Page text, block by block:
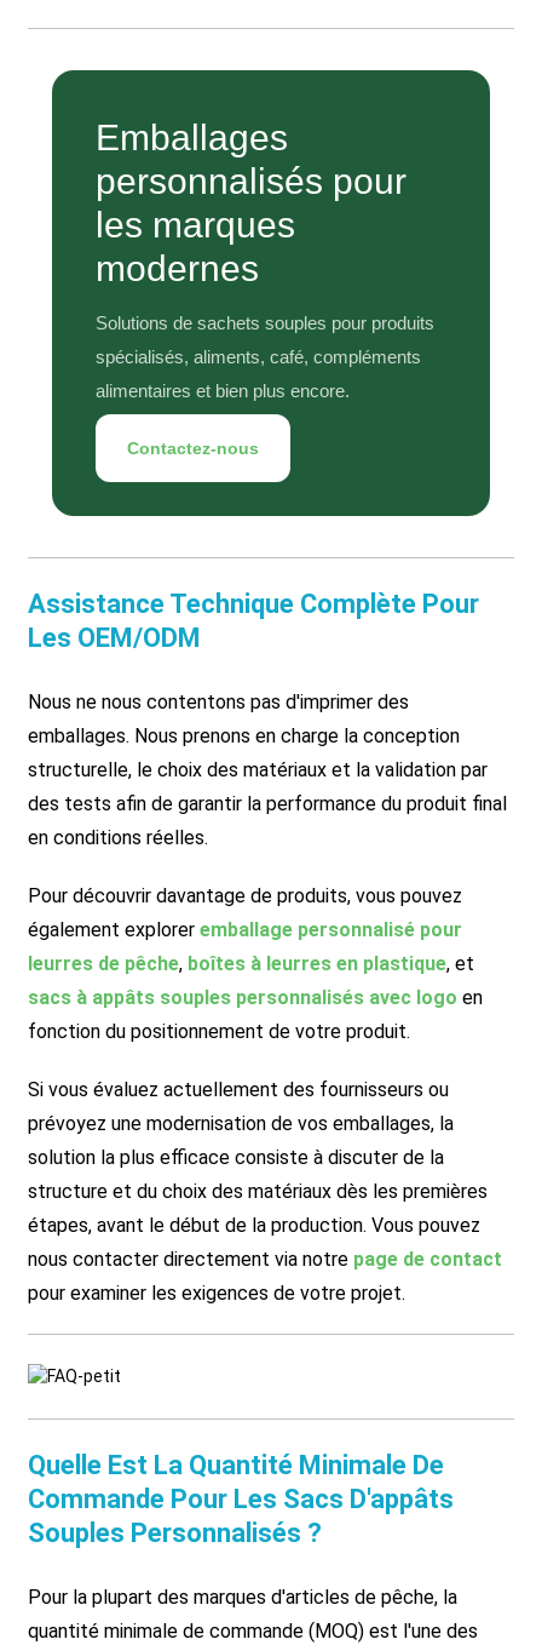
Emballages
personnalisés pour
les marques
modernes
Solutions de sachets souples pour produits
spécialisés, aliments, café, compléments
alimentaires et bien plus encore.
Contactez-nous
Assistance Technique Complète Pour
Les OEM/ODM
Nous ne nous contentons pas d'imprimer des
emballages. Nous prenons en charge la conception
structurelle, le choix des matériaux et la validation par
des tests afin de garantir la performance du produit final
en conditions réelles.
Pour découvrir davantage de produits, vous pouvez
également explorer emballage personnalisé pour
leurres de pêche, boîtes à leurres en plastique, et
sacs à appâts souples personnalisés avec logo en
fonction du positionnement de votre produit.
Si vous évaluez actuellement des fournisseurs ou
prévoyez une modernisation de vos emballages, la
solution la plus efficace consiste à discuter de la
structure et du choix des matériaux dès les premières
étapes, avant le début de la production. Vous pouvez
nous contacter directement via notre page de contact
pour examiner les exigences de votre projet.
Quelle Est La Quantité Minimale De
Commande Pour Les Sacs D'appâts
Souples Personnalisés ?
Pour la plupart des marques d'articles de pêche, la
quantité minimale de commande (MOQ) est l'une des